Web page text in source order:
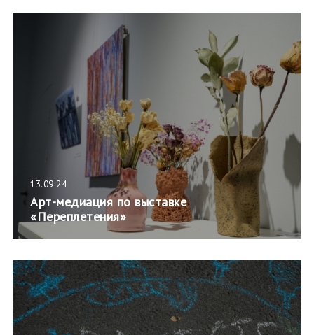
13.09.24
Арт-медиация по выставке
«Переплетения»